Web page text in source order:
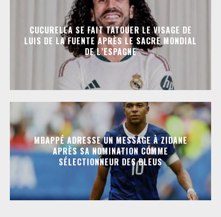
CUCURELLA SE FAIT TATOUER LE VISAGE DE
LUIS DE LA FUENTE APRÈS LE SACRE MONDIAL
DE L’ESPAGNE
MBAPPÉ ADRESSE UN MESSAGE À ZIDANE
APRÈS SA NOMINATION COMME
SÉLECTIONNEUR DES BLEUS